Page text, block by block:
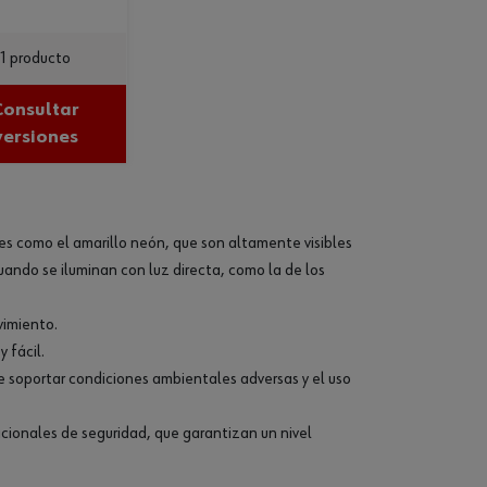
1 producto
como el amarillo neón, que son altamente visibles
se iluminan con luz directa, como la de los
fácil.
condiciones ambientales adversas y el uso
de seguridad, que garantizan un nivel